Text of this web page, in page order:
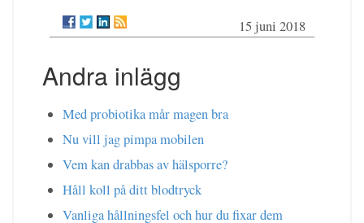
15 juni 2018
Andra inlägg
Med probiotika mår magen bra
Nu vill jag pimpa mobilen
Vem kan drabbas av hälsporre?
Håll koll på ditt blodtryck
Vanliga hållningsfel och hur du fixar dem